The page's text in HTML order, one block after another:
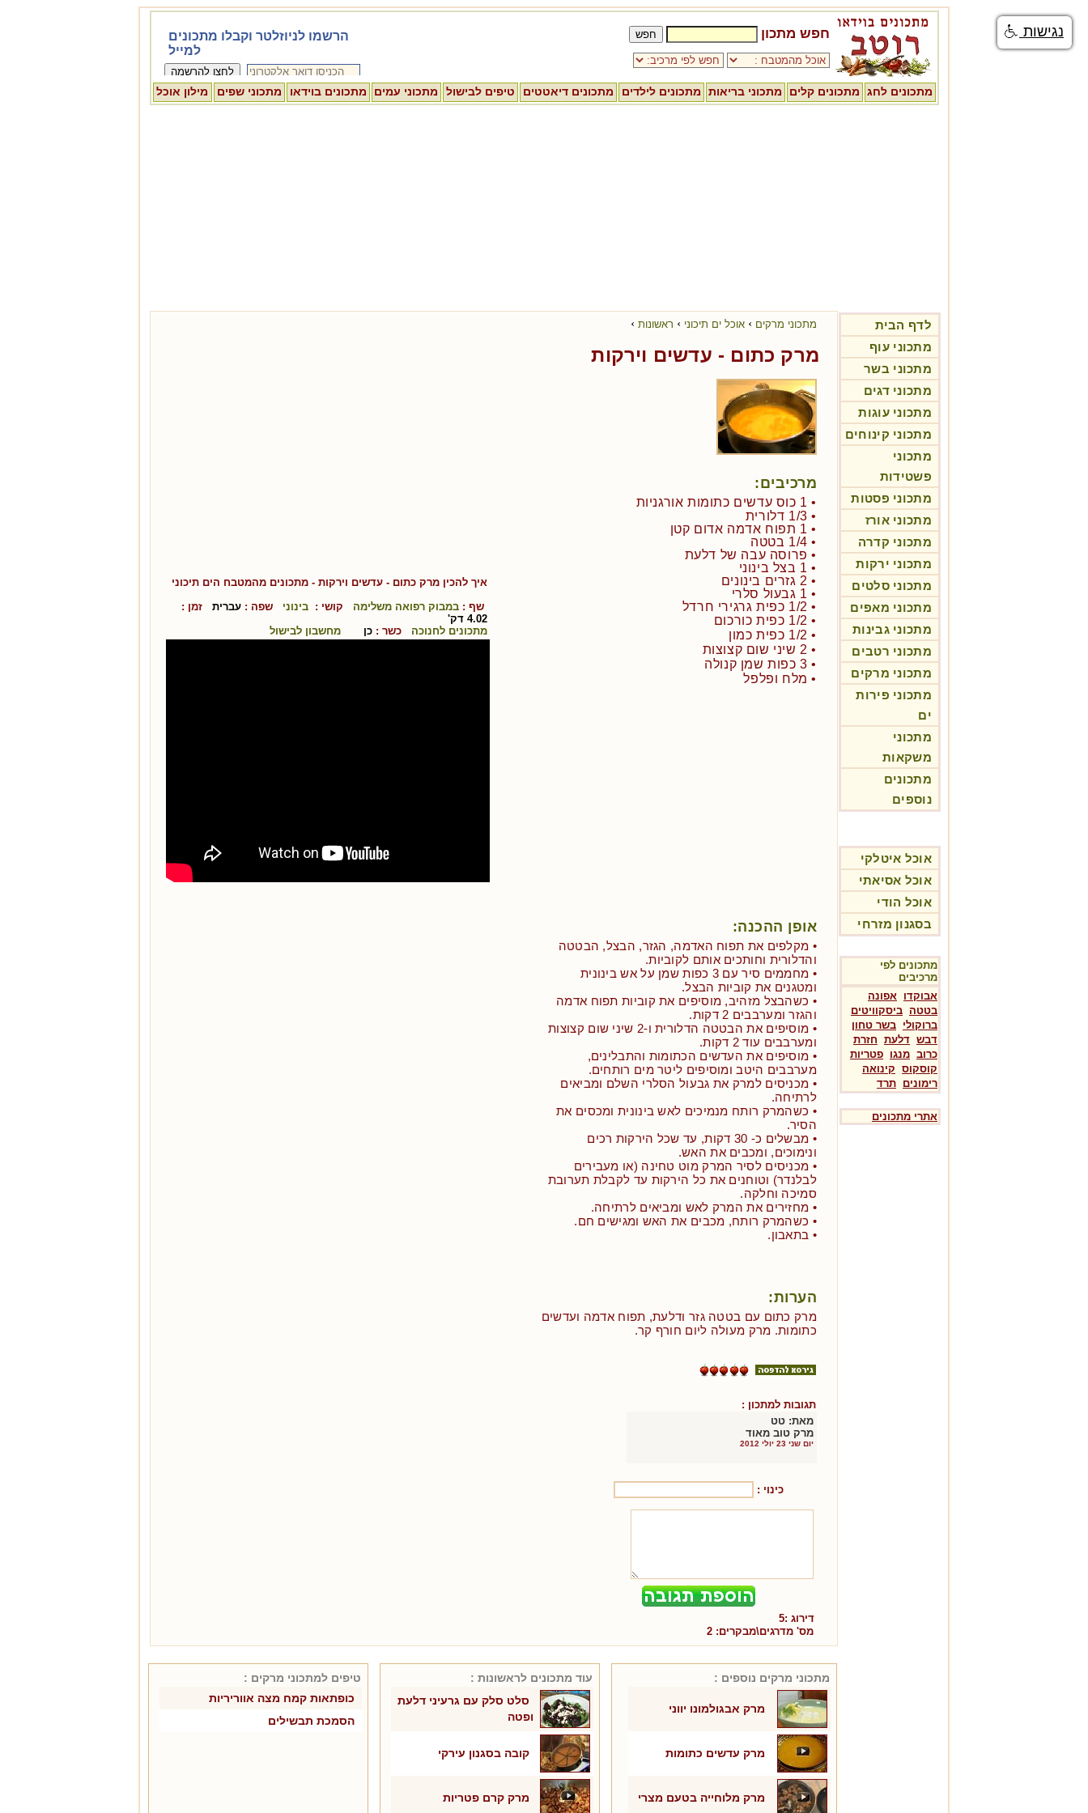
חפש מתכון
מתכונים לחג מתכונים קלים מתכוני בריאות מתכונים לילדים מתכונים דיאטטים טיפים לבישול מתכוני עמים מתכונים בוידאו מתכוני שפים מילון אוכל
לדף הבית
מתכוני עוף
מתכוני בשר
מתכוני דגים
מתכוני עוגות
מתכוני קינוחים
מתכוני
פשטידות
מתכוני פסטות
מתכוני אורז
מתכוני קדרה
מתכוני ירקות
מתכוני סלטים
מתכוני מאפים
מתכוני גבינות
מתכוני רטבים
מתכוני מרקים
מתכוני פירות
ים
מתכוני
משקאות
מתכונים
נוספים
אוכל איטלקי
אוכל אסיאתי
אוכל הודי
בסגנון מזרחי
מתכונים לפי
מרכיבים
אבוקדו אפונה
בטטה ביסקוויטים
ברוקולי בשר טחון
דבש דלעת חזרת
כרוב מנגו פטריות
קוסקוס קינואה
רימונים תרד
אתרי מתכונים
מתכוני מרקים › אוכל ים תיכוני › ראשונות ›
מרק כתום - עדשים וירקות
מרכיבים:
• 1 כוס עדשים כתומות אורגניות
• 1/3 דלורית
• 1 תפוח אדמה אדום קטן
• 1/4 בטטה
• פרוסה עבה של דלעת
• 1 בצל בינוני
• 2 גזרים בינונים
• 1 גבעול סלרי
• 1/2 כפית גרגירי חרדל
• 1/2 כפית כורכום
• 1/2 כפית כמון
• 2 שיני שום קצוצות
• 3 כפות שמן קנולה
• מלח ופלפל
אופן ההכנה:
• מקלפים את תפוח האדמה, הגזר, הבצל, הבטטה
והדלורית וחותכים אותם לקוביות.
• מחממים סיר עם 3 כפות שמן על אש בינונית
ומטגנים את קוביות הבצל.
• כשהבצל מזהיב, מוסיפים את קוביות תפוח אדמה
והגזר ומערבבים 2 דקות.
• מוסיפים את הבטטה הדלורית ו-2 שיני שום קצוצות
ומערבבים עוד 2 דקות.
• מוסיפים את העדשים הכתומות והתבלינים,
מערבבים היטב ומוסיפים ליטר מים רותחים.
• מכניסים למרק את גבעול הסלרי השלם ומביאים
לרתיחה.
• כשהמרק רותח מנמיכים לאש בינונית ומכסים את
הסיר.
• מבשלים כ- 30 דקות, עד שכל הירקות רכים
ונימוכים, ומכבים את האש.
• מכניסים לסיר המרק מוט טחינה (או מעבירים
לבלנדר) וטוחנים את כל הירקות עד לקבלת תערובת
סמיכה וחלקה.
• מחזירים את המרק לאש ומביאים לרתיחה.
• כשהמרק רותח, מכבים את האש ומגישים חם.
• בתאבון.
הערות:
מרק כתום עם בטטה גזר ודלעת, תפוח אדמה ועדשים
כתומות. מרק מעולה ליום חורף קר.
תגובות למתכון :
מאת: טט
מרק טוב מאוד
יום שני 23 יולי 2012
כינוי :
דירוג :5
מס' מדרגים\מבקרים: 2
איך להכין מרק כתום - עדשים וירקות - מתכונים מהמטבח הים תיכוני
שף : במבוק רפואה משלימה קושי : בינוני שפה : עברית זמן :
4.02 דק'
מתכונים לחנוכה
כשר : כן מחשבון לבישול
מתכוני מרקים נוספים :
מרק אבגולמונו יווני
מרק עדשים כתומות
מרק מלוחייה בטעם מצרי
עוד מתכונים לראשונות :
סלט סלק עם גרעיני דלעת
ופטה
קובה בסגנון עירקי
מרק קרם פטריות
טיפים למתכוני מרקים :
כופתאות קמח מצה אווריריות
הסמכת תבשילים
נגישות